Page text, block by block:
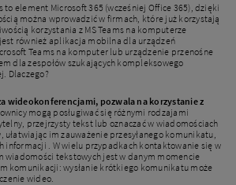
to element Microsoft 365 (wcześniej Office 365), dzięki
można wprowadzić w firmach, które już korzystają
korzystania z MS Teams na komputerze
również aplikacja mobilna dla urządzeń
Teams na komputer lub urządzenie przenośne
dla zespołów szukających kompleksowego
Dlaczego?
wideokonferencjami, pozwala na korzystanie z
mogą posługiwać się różnymi rodzajami
przejrzysty tekst lub oznaczać w wiadomościach
im zauważenie przesyłanego komunikatu,
informacji . W wielu przypadkach kontaktowanie się w
wiadomości tekstowych jest w danym momencie
komunikacji: wysłanie krótkiego komunikatu może
wideo.